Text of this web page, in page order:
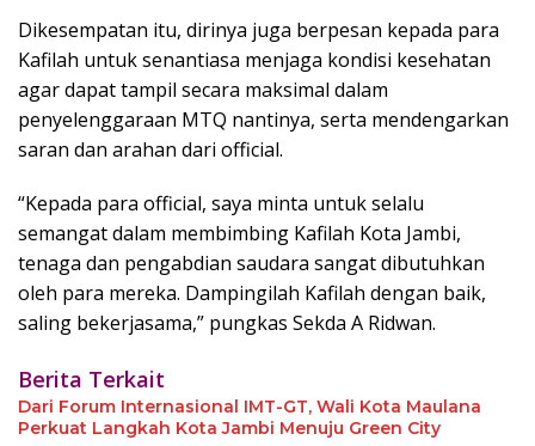
Dikesempatan itu, dirinya juga berpesan kepada para
Kafilah untuk senantiasa menjaga kondisi kesehatan
agar dapat tampil secara maksimal dalam
penyelenggaraan MTQ nantinya, serta mendengarkan
saran dan arahan dari official.
“Kepada para official, saya minta untuk selalu
semangat dalam membimbing Kafilah Kota Jambi,
tenaga dan pengabdian saudara sangat dibutuhkan
oleh para mereka. Dampingilah Kafilah dengan baik,
saling bekerjasama,” pungkas Sekda A Ridwan.
Berita Terkait
Dari Forum Internasional IMT-GT, Wali Kota Maulana
Perkuat Langkah Kota Jambi Menuju Green City